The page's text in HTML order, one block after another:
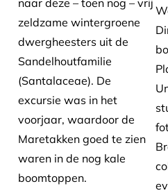
naar deze – toen nog – vrij
zeldzame wintergroene
dwergheesters uit de
Sandelhoutfamilie
(Santalaceae). De
excursie was in het
voorjaar, waardoor de
Maretakken goed te zien
waren in de nog kale
boomtoppen.